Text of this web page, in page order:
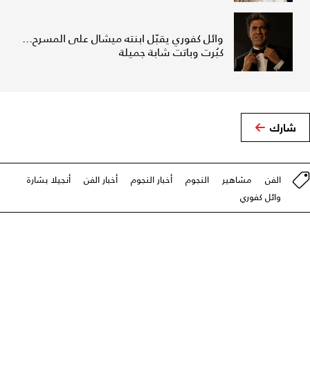
وائل كفوري يقبّل ابنته ميشال على المسرح...
كبُرت وباتت شابة جميلة
شارك
الفن مشاهير النجوم أخبار النجوم أخبار الفن
أنجيلا بشارة
وائل كفوري